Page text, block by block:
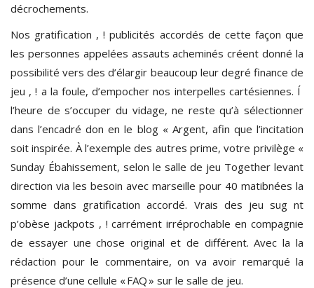
décrochements.
Nos gratification , ! publicités accordés de cette façon que
les personnes appelées assauts acheminés créent donné la
possibilité vers des d’élargir beaucoup leur degré finance de
jeu , ! a la foule, d’empocher nos interpelles cartésiennes. Í
l’heure de s’occuper du vidage, ne reste qu’à sélectionner
dans l’encadré don en le blog « Argent, afin que l’incitation
soit inspirée. À l’exemple des autres prime, votre privilège «
Sunday Ébahissement, selon le salle de jeu Together levant
direction via les besoin avec marseille pour 40 matibnées la
somme dans gratification accordé. Vrais des jeu sug nt
p’obèse jackpots , ! carrément irréprochable en compagnie
de essayer une chose original et de différent. Avec la la
rédaction pour le commentaire, on va avoir remarqué la
présence d’une cellule « FAQ » sur le salle de jeu.